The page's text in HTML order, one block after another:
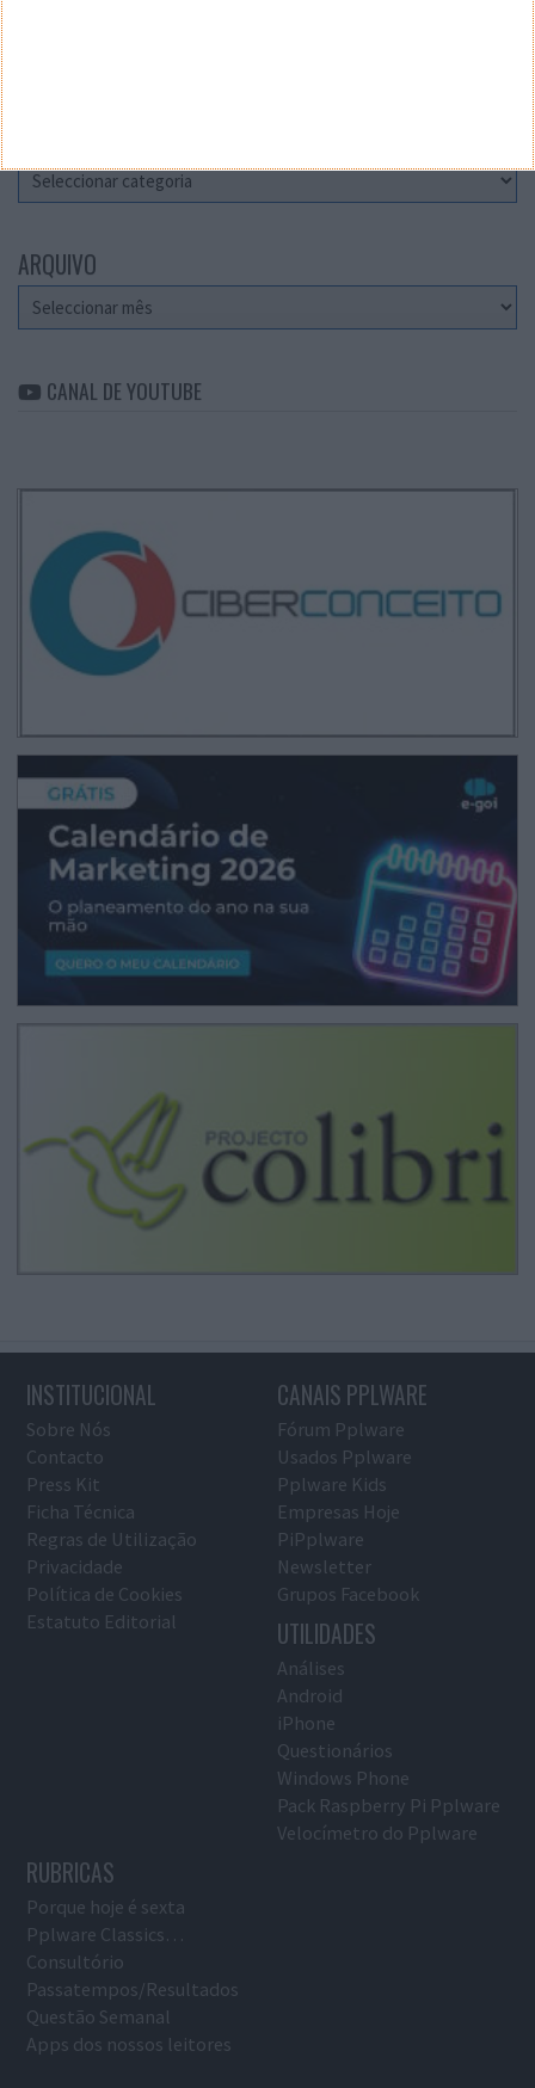
Categorias
ARQUIVO
Arquivo
CANAL DE YOUTUBE
INSTITUCIONAL
Sobre Nós
Contacto
Press Kit
Ficha Técnica
Regras de Utilização
Privacidade
Política de Cookies
Estatuto Editorial
CANAIS PPLWARE
Fórum Pplware
Usados Pplware
Pplware Kids
Empresas Hoje
PiPplware
Newsletter
Grupos Facebook
UTILIDADES
Análises
Android
iPhone
Questionários
Windows Phone
Pack Raspberry Pi Pplware
Velocímetro do Pplware
RUBRICAS
Porque hoje é sexta
Pplware Classics…
Consultório
Passatempos/Resultados
Questão Semanal
Apps dos nossos leitores